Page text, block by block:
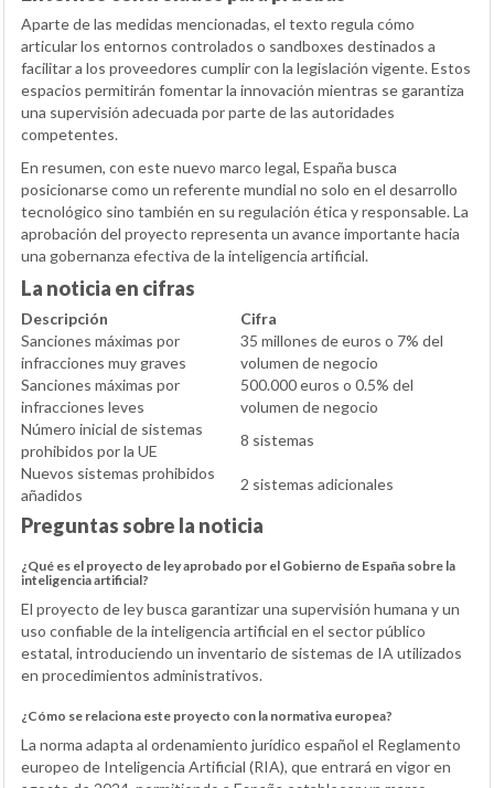
Aparte de las medidas mencionadas, el texto regula cómo
articular los entornos controlados o sandboxes destinados a
facilitar a los proveedores cumplir con la legislación vigente. Estos
espacios permitirán fomentar la innovación mientras se garantiza
una supervisión adecuada por parte de las autoridades
competentes.
En resumen, con este nuevo marco legal, España busca
posicionarse como un referente mundial no solo en el desarrollo
tecnológico sino también en su regulación ética y responsable. La
aprobación del proyecto representa un avance importante hacia
una gobernanza efectiva de la inteligencia artificial.
La noticia en cifras
Descripción
Cifra
Sanciones máximas por
infracciones muy graves
35 millones de euros o 7% del
volumen de negocio
Sanciones máximas por
infracciones leves
500.000 euros o 0.5% del
volumen de negocio
Número inicial de sistemas
prohibidos por la UE
8 sistemas
Nuevos sistemas prohibidos
añadidos
2 sistemas adicionales
Preguntas sobre la noticia
¿Qué es el proyecto de ley aprobado por el Gobierno de España sobre la
inteligencia artificial?
El proyecto de ley busca garantizar una supervisión humana y un
uso confiable de la inteligencia artificial en el sector público
estatal, introduciendo un inventario de sistemas de IA utilizados
en procedimientos administrativos.
¿Cómo se relaciona este proyecto con la normativa europea?
La norma adapta al ordenamiento jurídico español el Reglamento
europeo de Inteligencia Artificial (RIA), que entrará en vigor en